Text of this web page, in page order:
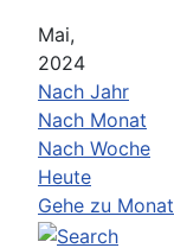
Mai,
2024
Nach Jahr
Nach Monat
Nach Woche
Heute
Gehe zu Monat